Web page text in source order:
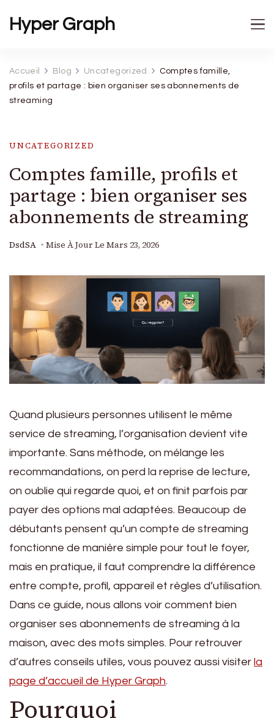
Hyper Graph
Accueil Blog Uncategorized
Comptes famille,
profils et partage : bien organiser ses abonnements de
streaming
UNCATEGORIZED
Comptes famille, profils et
partage : bien organiser ses
abonnements de streaming
DsdSA Mise À Jour Le Mars 23, 2026
Quand plusieurs personnes utilisent le même
service de streaming, l’organisation devient vite
importante. Sans méthode, on mélange les
recommandations, on perd la reprise de lecture,
on oublie qui regarde quoi, et on finit parfois par
payer des options mal adaptées. Beaucoup de
débutants pensent qu’un compte de streaming
fonctionne de manière simple pour tout le foyer,
mais en pratique, il faut comprendre la différence
entre compte, profil, appareil et règles d’utilisation.
Dans ce guide, nous allons voir comment bien
organiser ses abonnements de streaming à la
maison, avec des mots simples. Pour retrouver
d’autres conseils utiles, vous pouvez aussi visiter la
page d’accueil de Hyper Graph.
Pourquoi